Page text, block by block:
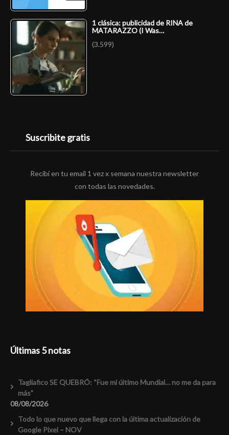
1 clásica: publicidad de RINA de
MATARAZZO (I Was…
(3.599)
Suscribite gratis
Recibí en tu email 1 vez x semana nuestra newsletter
con todas las novedades.
Últimas 5 notas
Tagliafico SE QUEBRÓ: “Fue mi último Mundial… no me da para
más”
08/08/2026
Todo lo que nuevo que llega con la última actualización de
Google Pixel – NOV